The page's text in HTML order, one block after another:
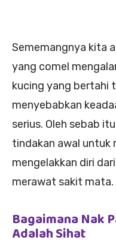
Sememangnya kita
yang comel
kucing yang bertahi
menyebabkan
serius. Oleh sebab
tindakan awal untuk
mengelakkan diri
merawat sakit mata.
Bagaimana Nak
Adalah Sihat